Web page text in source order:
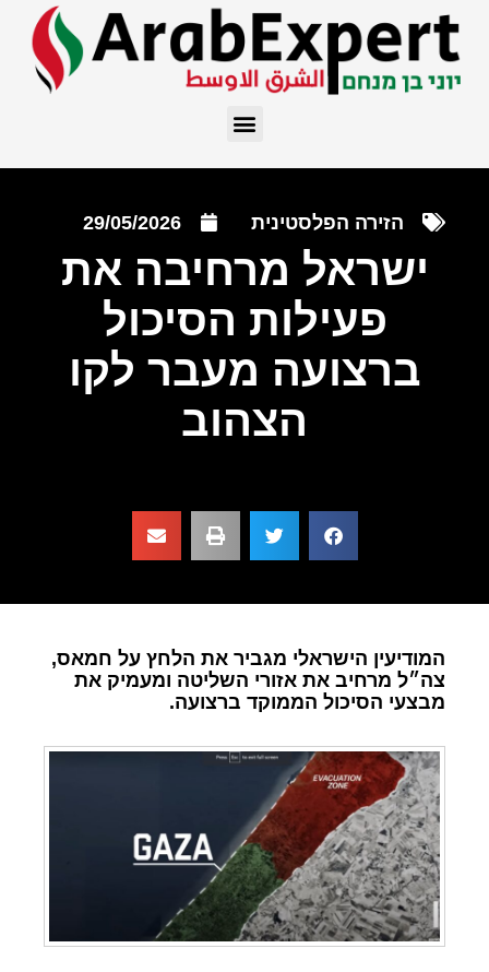
הזירה הפלסטינית 29/05/2026
ישראל מרחיבה את
פעילות הסיכול
ברצועה מעבר לקו
הצהוב
המודיעין הישראלי מגביר את הלחץ על חמאס,
צה״ל מרחיב את אזורי השליטה ומעמיק את
מבצעי הסיכול הממוקד ברצועה.